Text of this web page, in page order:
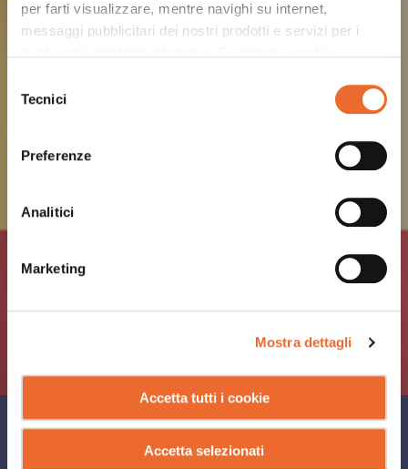
per farti visualizzare, mentre navighi su internet,
messaggi pubblicitari dei nostri prodotti e servizi per i
delTecnici
Preferenze
Analitici
Marketing
Mostra dettagli
Accetta tutti i cookie
Accetta selezionati
RUBY SPANISH LATTE
CONDIVIDI SU